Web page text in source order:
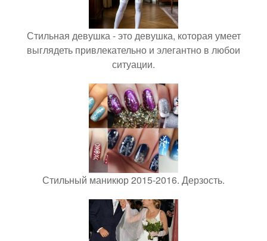
Стильная девушка - это девушка, которая умеет
выглядеть привлекательно и элегантно в любои
ситуации.
Стильный маникюр 2015-2016. Дерзость.